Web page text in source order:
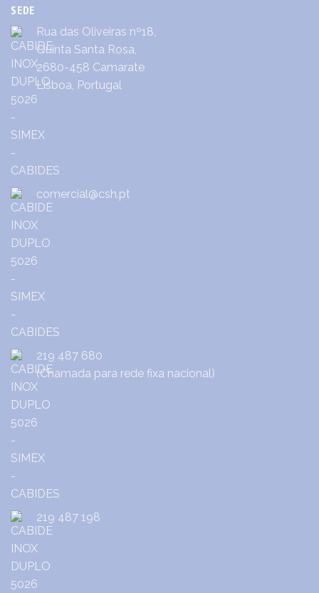
SEDE
Rua das Oliveiras nº18,
Quinta Santa Rosa,
2680-458 Camarate
Lisboa, Portugal
comercial@csh.pt
219 487 680
(Chamada para rede fixa nacional)
219 487 198